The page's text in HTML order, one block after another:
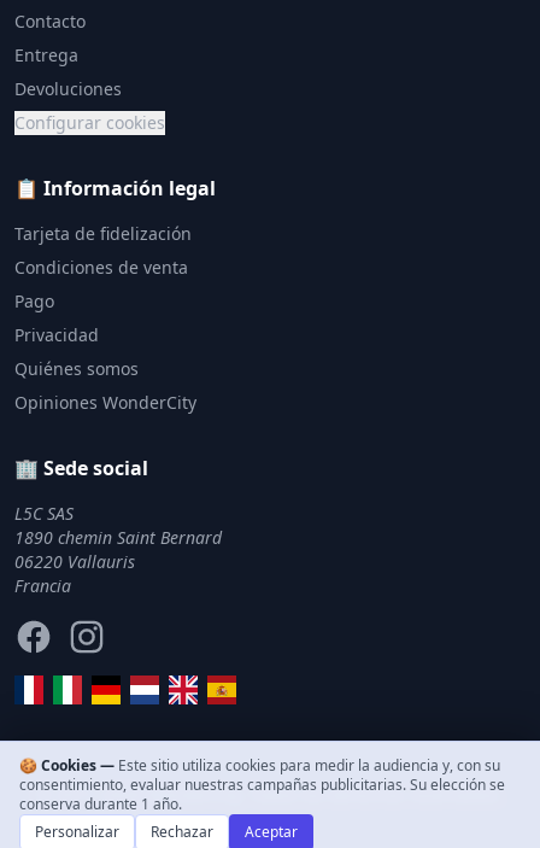
Contacto
Entrega
Devoluciones
Configurar cookies
📋 Información legal
Tarjeta de fidelización
Condiciones de venta
Pago
Privacidad
Quiénes somos
Opiniones WonderCity
🏢 Sede social
L5C SAS
1890 chemin Saint Bernard
06220 Vallauris
Francia
FacebookInstagram
© 2011–2026 WonderCity. Todos los derechos reservados.
🍪 Cookies — Este sitio utiliza cookies para medir la audiencia y, con su
consentimiento, evaluar nuestras campañas publicitarias. Su elección se
conserva durante 1 año.
Personalizar
Rechazar Aceptar